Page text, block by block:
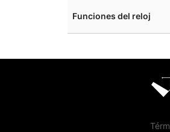
Funciones del reloj